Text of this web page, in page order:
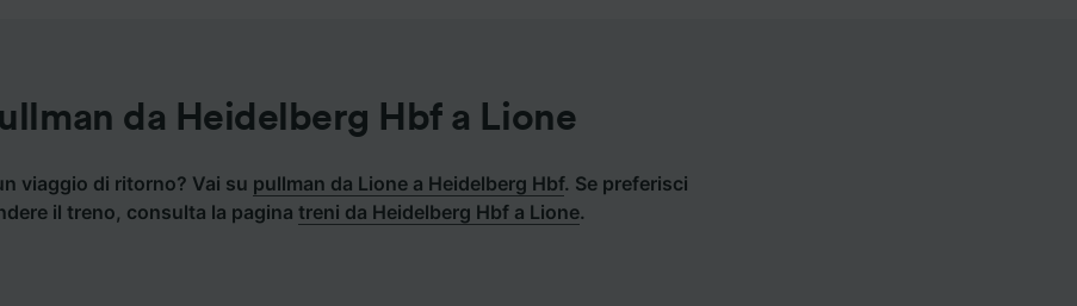
da Heidelberg Hbf a Lione
viaggio di ritorno? Vai su pullman da Lione a Heidelberg Hbf. Se preferisci
il treno, consulta la pagina treni da Heidelberg Hbf a Lione.